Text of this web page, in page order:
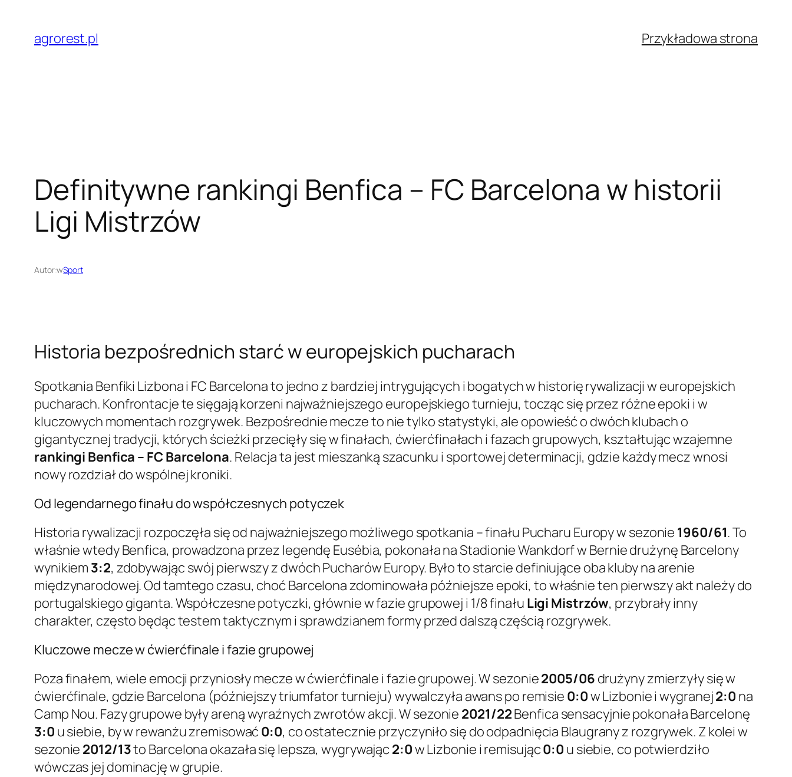
treści
agrorest.pl Przykładowa strona
Definitywne rankingi Benfica – FC Barcelona w historii
Ligi Mistrzów
Autor:wSport
Historia bezpośrednich starć w europejskich pucharach
Spotkania Benfiki Lizbona i FC Barcelona to jedno z bardziej intrygujących i bogatych w historię rywalizacji w europejskich
pucharach. Konfrontacje te sięgają korzeni najważniejszego europejskiego turnieju, tocząc się przez różne epoki i w
kluczowych momentach rozgrywek. Bezpośrednie mecze to nie tylko statystyki, ale opowieść o dwóch klubach o
gigantycznej tradycji, których ścieżki przecięły się w finałach, ćwierćfinałach i fazach grupowych, kształtując wzajemne
rankingi Benfica – FC Barcelona. Relacja ta jest mieszanką szacunku i sportowej determinacji, gdzie każdy mecz wnosi
nowy rozdział do wspólnej kroniki.
Od legendarnego finału do współczesnych potyczek
Historia rywalizacji rozpoczęła się od najważniejszego możliwego spotkania – finału Pucharu Europy w sezonie 1960/61. To
właśnie wtedy Benfica, prowadzona przez legendę Eusébia, pokonała na Stadionie Wankdorf w Bernie drużynę Barcelony
wynikiem 3:2, zdobywając swój pierwszy z dwóch Pucharów Europy. Było to starcie definiujące oba kluby na arenie
międzynarodowej. Od tamtego czasu, choć Barcelona zdominowała późniejsze epoki, to właśnie ten pierwszy akt należy do
portugalskiego giganta. Współczesne potyczki, głównie w fazie grupowej i 1/8 finału Ligi Mistrzów, przybrały inny
charakter, często będąc testem taktycznym i sprawdzianem formy przed dalszą częścią rozgrywek.
Kluczowe mecze w ćwierćfinale i fazie grupowej
Poza finałem, wiele emocji przyniosły mecze w ćwierćfinale i fazie grupowej. W sezonie2005/06 drużyny zmierzyły się w
ćwierćfinale, gdzie Barcelona (późniejszy triumfator turnieju) wywalczyła awans po remisie 0:0w Lizbonie i wygranej2:0 na
Camp Nou. Fazy grupowe były areną wyraźnych zwrotów akcji. W sezonie 2021/22Benfica sensacyjnie pokonała Barcelonę
3:0 u siebie, by w rewanżu zremisować 0:0, co ostatecznie przyczyniło się do odpadnięcia Blaugrany z rozgrywek. Z kolei w
sezonie 2012/13to Barcelona okazała się lepsza, wygrywając 2:0w Lizbonie i remisując0:0 u siebie, co potwierdziło
wówczas jej dominację w grupie.